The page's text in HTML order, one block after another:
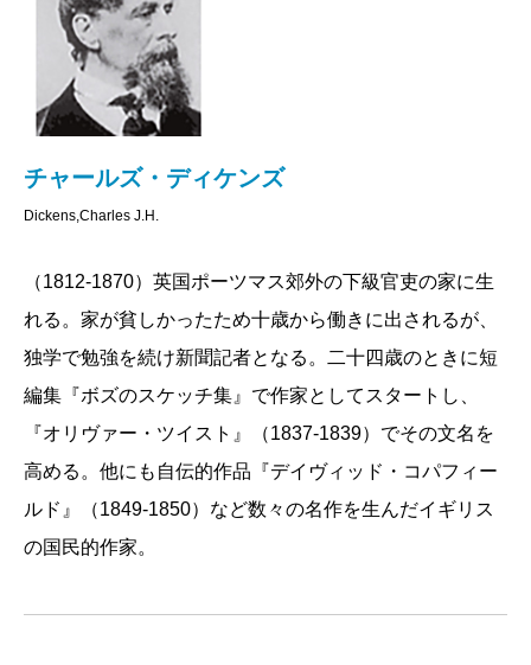
チャールズ・ディケンズ
Dickens,Charles J.H.
（1812-1870）英国ポーツマス郊外の下級官吏の家に生
れる。家が貧しかったため十歳から働きに出されるが、
独学で勉強を続け新聞記者となる。二十四歳のときに短
編集『ボズのスケッチ集』で作家としてスタートし、
『オリヴァー・ツイスト』（1837-1839）でその文名を
高める。他にも自伝的作品『デイヴィッド・コパフィー
ルド』（1849-1850）など数々の名作を生んだイギリス
の国民的作家。